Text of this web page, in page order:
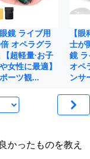
鏡 ライブ用
オペラグラ
超軽量·お子
女性に最適】
ーツ観…
【
士が
鏡
オペ
ンサ
かったものを教え